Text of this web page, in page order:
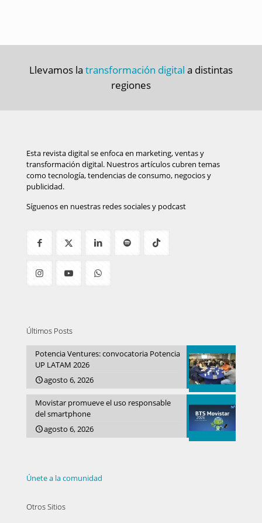
Llevamos la transformación digital a distintas
regiones
Esta revista digital se enfoca en marketing, ventas y
transformación digital. Nuestros artículos cubren temas
como tecnología, tendencias de consumo, negocios y
publicidad.
Síguenos en nuestras redes sociales y podcast
Últimos Posts
Potencia Ventures: convocatoria Potencia
UP LATAM 2026
agosto 6, 2026
Movistar promueve el uso responsable
del smartphone
agosto 6, 2026
Únete a la comunidad
Otros Sitios